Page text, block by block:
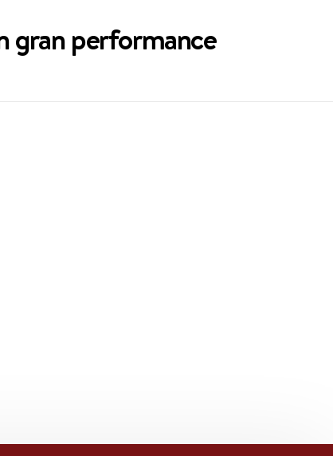
gran performance